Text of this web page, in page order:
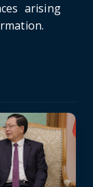
arising